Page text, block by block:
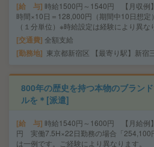
給 与 時給1500円～1540円 【月収例
時間×10日＝128,000円（期間中10日想定
（１分単位）※時給設定は経験により異な
交通費 全額支給
勤務地 東京都新宿区 【最寄り駅】新宿
800年の歴史を持つ本物のブラン
ルを＊[派遣]
給 与 時給1540円～1600円 【月給例
円 実働7.5H×22日勤務の場合「254,100
は一例です。ご経験により異なります。